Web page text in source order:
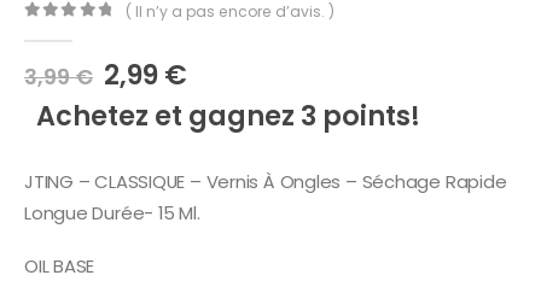
( Il n’y a pas encore d’avis. )
3,99€ Le
prix
initial
3,99 €.
2,99€Le
prix
actuel
2,99 €.
Achetez et gagnez 3 points!
JTING – CLASSIQUE – Vernis À Ongles – Séchage Rapide
Longue Durée- 15 Ml.
OIL BASE